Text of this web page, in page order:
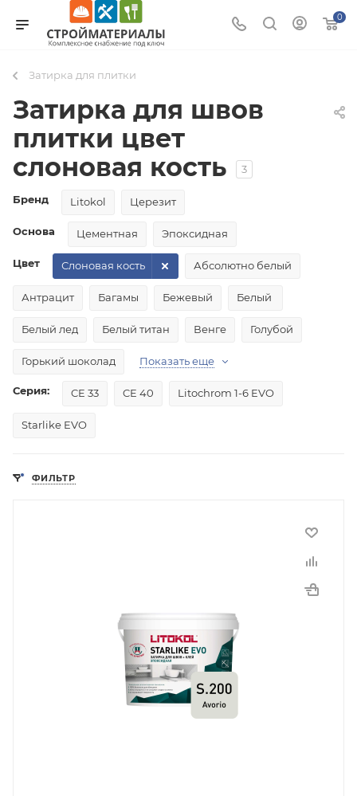
0
Затирка для плитки
Затирка для швов
плитки цвет
слоновая кость
3
Бренд Litokol Церезит
Основа Цементная Эпоксидная
Цвет Абсолютно белый
Антрацит Багамы Бежевый Белый
Белый лед Белый титан Венге Голубой
Горький шоколад
Слоновая кость
Показать еще
Серия: CE 33 CE 40 Litochrom 1-6 EVO
Starlike EVO
ФИЛЬТР